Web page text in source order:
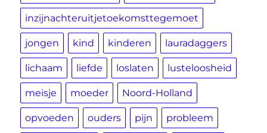
inzijnachteruitjetoekomsttegemoet
jongen kind kinderen lauradaggers
lichaam liefde loslaten lusteloosheid
meisje moeder Noord-Holland
opvoeden ouders pijn probleem